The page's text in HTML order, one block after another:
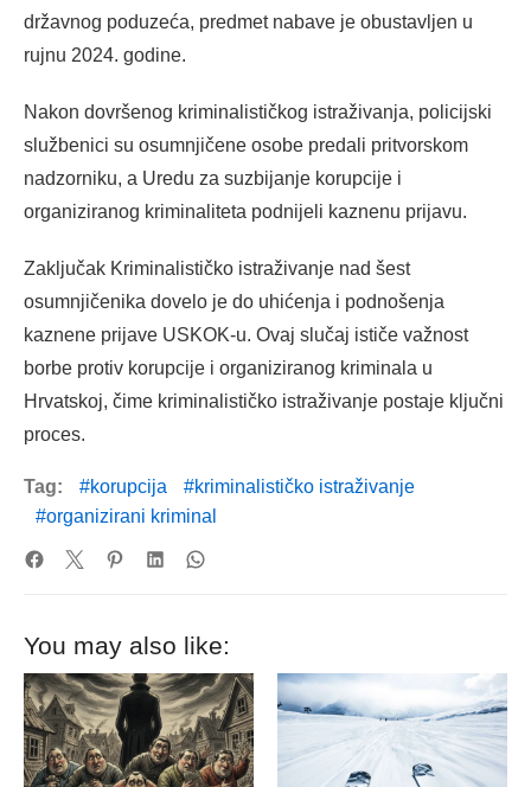
državnog poduzeća, predmet nabave je obustavljen u
rujnu 2024. godine.
Nakon dovršenog kriminalističkog istraživanja, policijski
službenici su osumnjičene osobe predali pritvorskom
nadzorniku, a Uredu za suzbijanje korupcije i
organiziranog kriminaliteta podnijeli kaznenu prijavu.
Zaključak Kriminalističko istraživanje nad šest
osumnjičenika dovelo je do uhićenja i podnošenja
kaznene prijave USKOK-u. Ovaj slučaj ističe važnost
borbe protiv korupcije i organiziranog kriminala u
Hrvatskoj, čime kriminalističko istraživanje postaje ključni
proces.
Tag: korupcija
kriminalističko istraživanje
organizirani kriminal
You may also like: